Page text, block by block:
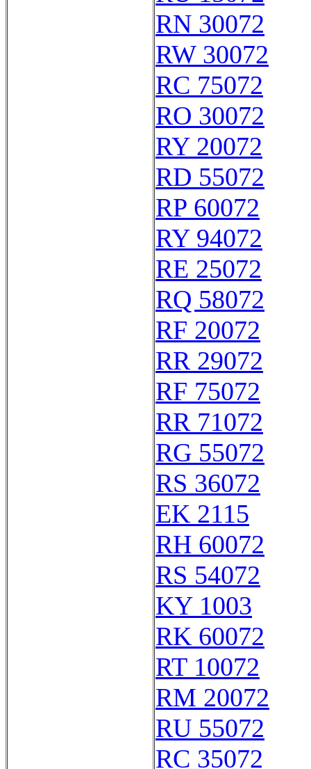
RN 30072
RW 30072
RC 75072
RO 30072
RY 20072
RD 55072
RP 60072
RY 94072
RE 25072
RQ 58072
RF 20072
RR 29072
RF 75072
RR 71072
RG 55072
RS 36072
EK 2115
RH 60072
RS 54072
KY 1003
RK 60072
RT 10072
RM 20072
RU 55072
RC 35072